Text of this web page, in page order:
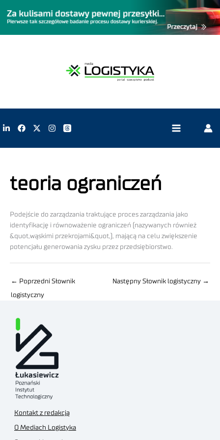
teoria ograniczeń
Podejście do zarządzania traktujące proces zarządzania jako
identyfikację i równoważenie ograniczeń (nazywanych również
&quot,wąskimi przekrojami&quot,), mającą na celu zwiększenie
potencjału generowania zysku przez przedsiębiorstwo.
← Poprzedni Słownik
logistyczny
Następny Słownik logistyczny →
Kontakt z redakcją
O Mediach Logistyka